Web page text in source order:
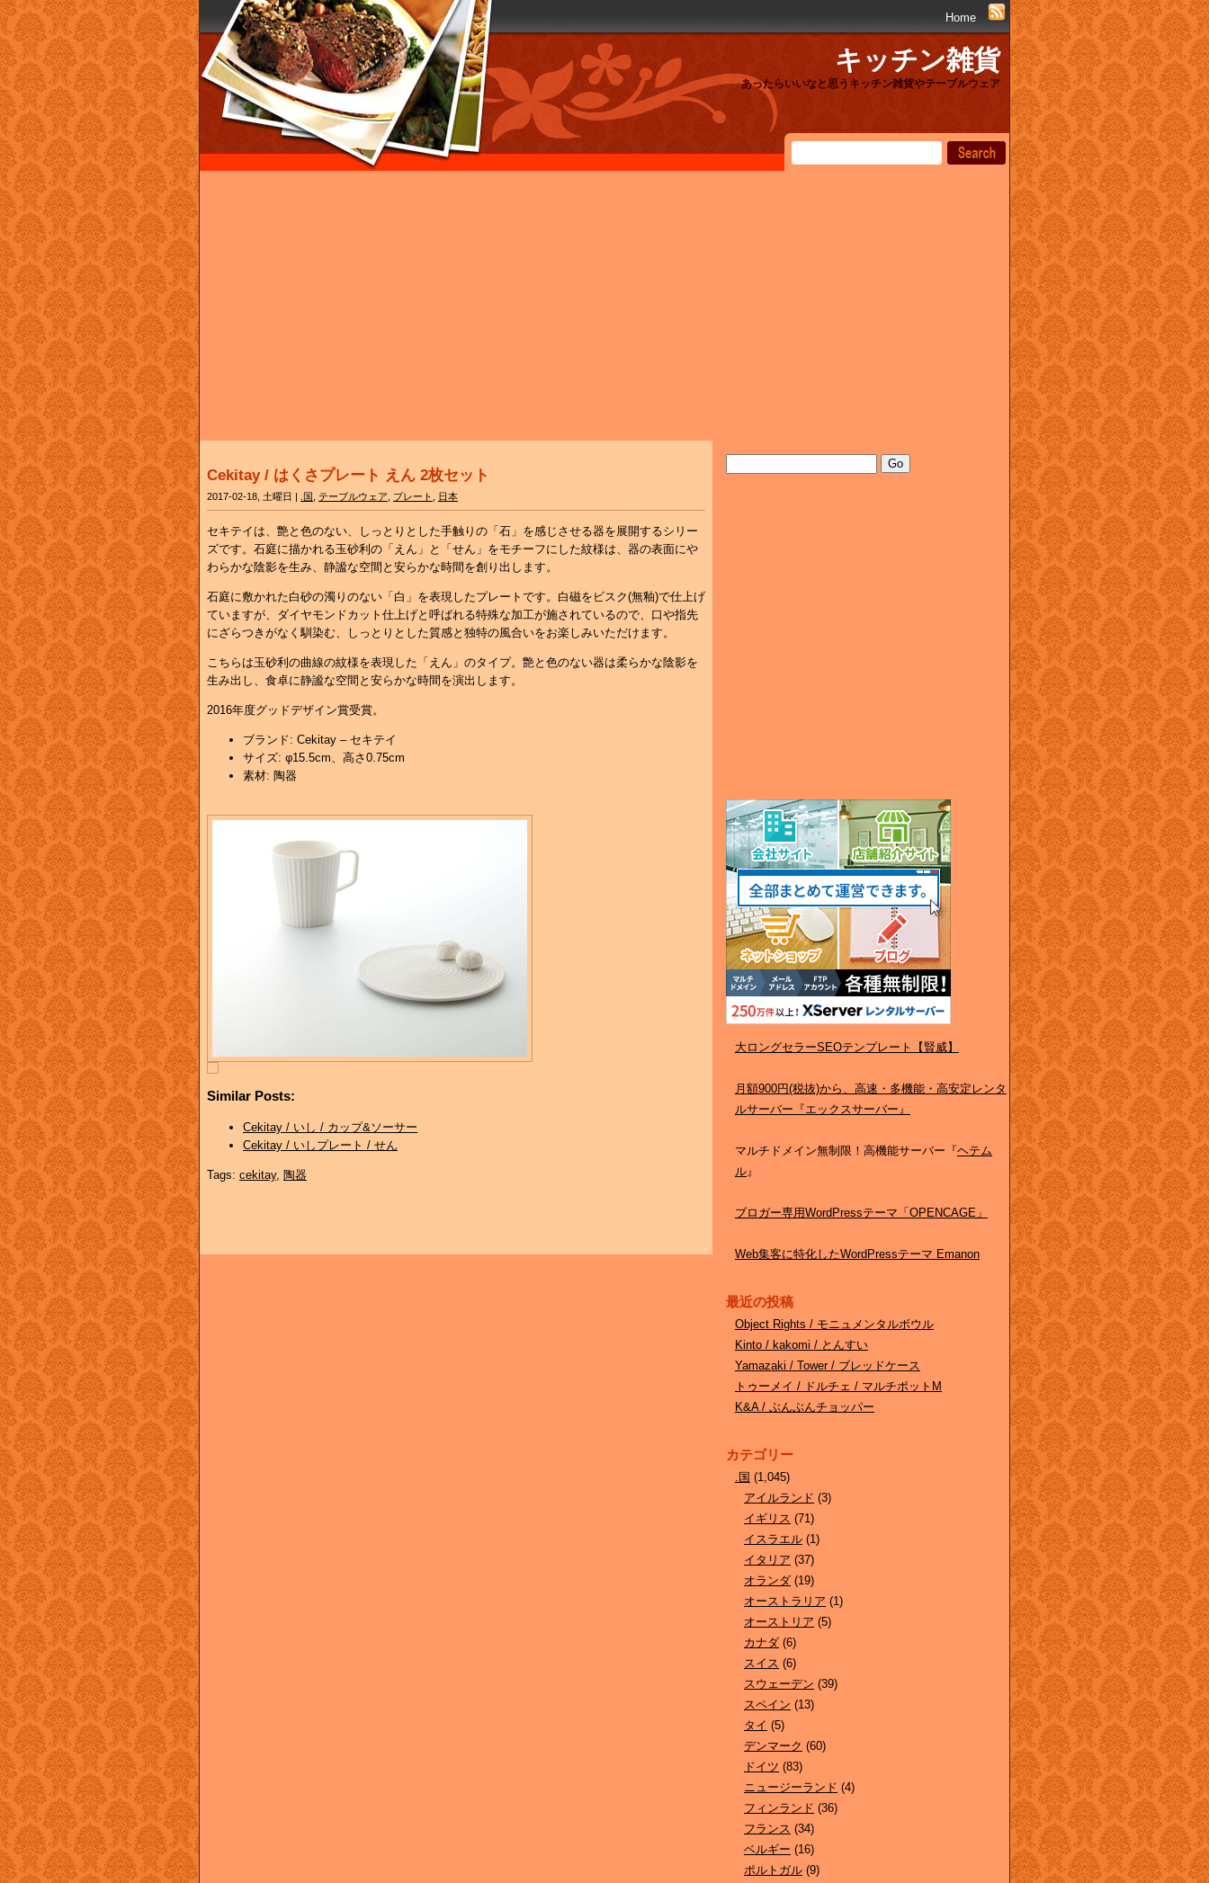
Home
キッチン雑貨
あったらいいなと思うキッチン雑貨やテーブルウェア
Cekitay / はくさプレート えん 2枚セット
2017-02-18, 土曜日 | .国 テーブルウェア プレート 日本
セキテイは、艶と色のない、しっとりとした手触りの「石」を感じさせる器を展開するシリー
ズです。石庭に描かれる玉砂利の「えん」と「せん」をモチーフにした紋様は、器の表面にや
わらかな陰影を生み、静謐な空間と安らかな時間を創り出します。
石庭に敷かれた白砂の濁りのない「白」を表現したプレートです。白磁をビスク(無釉)で仕上げ
ていますが、ダイヤモンドカット仕上げと呼ばれる特殊な加工が施されているので、口や指先
にざらつきがなく馴染む、しっとりとした質感と独特の風合いをお楽しみいただけます。
こちらは玉砂利の曲線の紋様を表現した「えん」のタイプ。艶と色のない器は柔らかな陰影を
生み出し、食卓に静謐な空間と安らかな時間を演出します。
2016年度グッドデザイン賞受賞。
ブランド: Cekitay – セキテイ
サイズ: φ15.5cm、高さ0.75cm
素材: 陶器
Similar Posts:
Cekitay / いし / カップ&ソーサー
Cekitay / いしプレート / せん
Tags: cekitay, 陶器
大ロングセラーSEOテンプレート【賢威】
月額900円(税抜)から、高速・多機能・高安定レンタ
ルサーバー『エックスサーバー』
マルチドメイン無制限！高機能サーバー『ヘテム
ル』
ブロガー専用WordPressテーマ「OPENCAGE」
Web集客に特化したWordPressテーマ Emanon
最近の投稿
Object Rights / モニュメンタルボウル
Kinto / kakomi / とんすい
Yamazaki / Tower / ブレッドケース
トゥーメイ / ドルチェ / マルチポットM
K&A / ぶんぶんチョッパー
カテゴリー
.国 (1,045)
アイルランド (3)
イギリス (71)
イスラエル (1)
イタリア (37)
オランダ (19)
オーストラリア (1)
オーストリア (5)
カナダ (6)
スイス (6)
スウェーデン (39)
スペイン (13)
タイ (5)
デンマーク (60)
ドイツ (83)
ニュージーランド (4)
フィンランド (36)
フランス (34)
ベルギー (16)
ポルトガル (9)